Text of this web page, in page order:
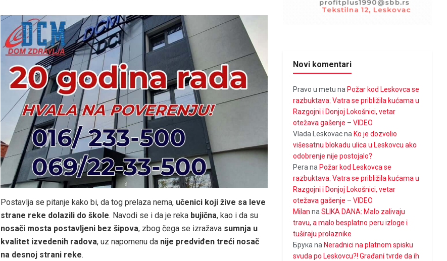
Postavlja se pitanje kako bi, da tog prelaza nema, učenici koji žive sa leve
strane reke dolazili do škole. Navodi se i da je reka bujična, kao i da su
nosači mosta postavljeni bez šipova, zbog čega se izražava sumnja u
kvalitet izvedenih radova, uz napomenu da nije predviđen treći nosač
na desnoj strani reke.
Novi komentari
Pravo u metu na Požar kod Leskovca se
razbuktava: Vatra se približila kućama u
Razgojni i Donjoj Lokošnici, vetar
otežava gašenje – VIDEO
Vlada Leskovacna Ko je dozvolio
višesatnu blokadu ulica u Leskovcu ako
odobrenje nije postojalo?
Perana Požar kod Leskovca se
razbuktava: Vatra se približila kućama u
Razgojni i Donjoj Lokošnici, vetar
otežava gašenje – VIDEO
Milan naSLIKA DANA: Malo zalivaju
travu, a malo besplatno peru izloge i
tuširaju prolaznike
Брукаna Neradnici na platnom spisku
svuda po Leskovcu?! Građani tvrde da ih